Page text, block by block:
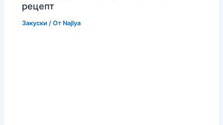
рецепт
Закуски / От Najlya